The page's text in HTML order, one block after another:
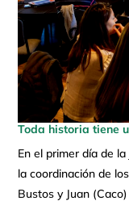
Toda historia tiene
En el primer día de
la coordinación de
Bustos y Juan